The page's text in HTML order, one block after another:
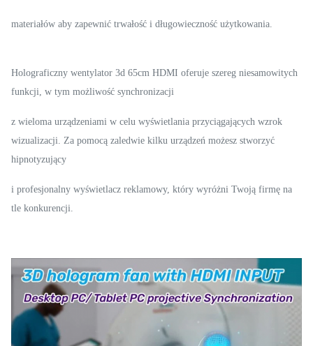
materiałów aby zapewnić trwałość i długowieczność użytkowania.
Holograficzny wentylator 3d 65cm HDMI oferuje szereg niesamowitych
funkcji, w tym możliwość synchronizacji
z wieloma urządzeniami w celu wyświetlania przyciągających wzrok
wizualizacji. Za pomocą zaledwie kilku urządzeń możesz stworzyć
hipnotyzujący
i profesjonalny wyświetlacz reklamowy, który wyróżni Twoją firmę na
tle konkurencji.